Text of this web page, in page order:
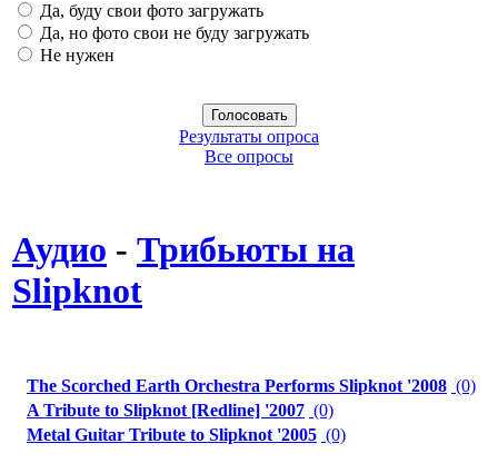
Да, буду свои фото загружать
Да, но фото свои не буду загружать
Не нужен
Результаты опроса
Все опросы
Аудио - Трибьюты на
Slipknot
The Scorched Earth Orchestra Performs Slipknot '2008 (0)
A Tribute to Slipknot [Redline] '2007 (0)
Metal Guitar Tribute to Slipknot '2005 (0)